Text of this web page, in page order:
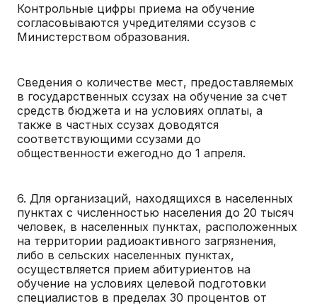
Контрольные цифры приема на обучение
согласовываются учредителями ссузов с
Министерством образования.
Сведения о количестве мест, предоставляемых
в государственных ссузах на обучение за счет
средств бюджета и на условиях оплаты, а
также в частных ссузах доводятся
соответствующими ссузами до
общественности ежегодно до 1 апреля.
6. Для организаций, находящихся в населенных
пунктах с численностью населения до 20 тысяч
человек, в населенных пунктах, расположенных
на территории радиоактивного загрязнения,
либо в сельских населенных пунктах,
осуществляется прием абитуриентов на
обучение на условиях целевой подготовки
специалистов в пределах 30 процентов от